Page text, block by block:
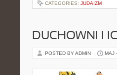
CATEGORIES: JUDAIZM
DUCHOWNI I
POSTED BY ADMIN MAJ